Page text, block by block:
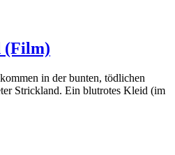
(Film)
in der bunten, tödlichen
Strickland. Ein blutrotes Kleid (im